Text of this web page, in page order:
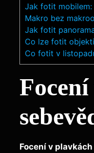
Jak fotit mobilem:
Makro bez
Jak fotit
Co lze fotit
Co fotit v
Focení v plavkách